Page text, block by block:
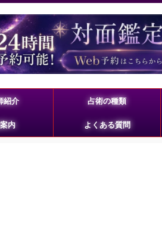
紹介 占術の種類
内 よくある質問